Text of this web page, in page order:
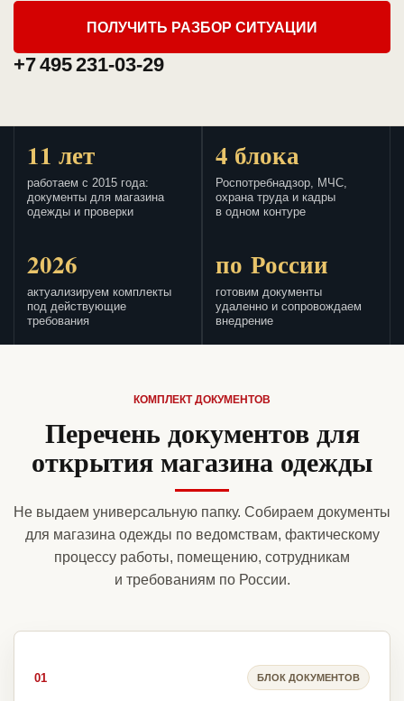
ПОЛУЧИТЬ РАЗБОР СИТУАЦИИ
+7 495 231-03-29
11 лет
работаем с 2015 года:
документы для магазина
одежды и проверки
4 блока
Роспотребнадзор, МЧС,
охрана труда и кадры
в одном контуре
2026
актуализируем комплекты
под действующие
требования
по России
готовим документы
удаленно и сопровождаем
внедрение
КОМПЛЕКТ ДОКУМЕНТОВ
Перечень документов для
открытия магазина одежды
Не выдаем универсальную папку. Собираем документы
для магазина одежды по ведомствам, фактическому
процессу работы, помещению, сотрудникам
и требованиям по России.
01 БЛОК ДОКУМЕНТОВ